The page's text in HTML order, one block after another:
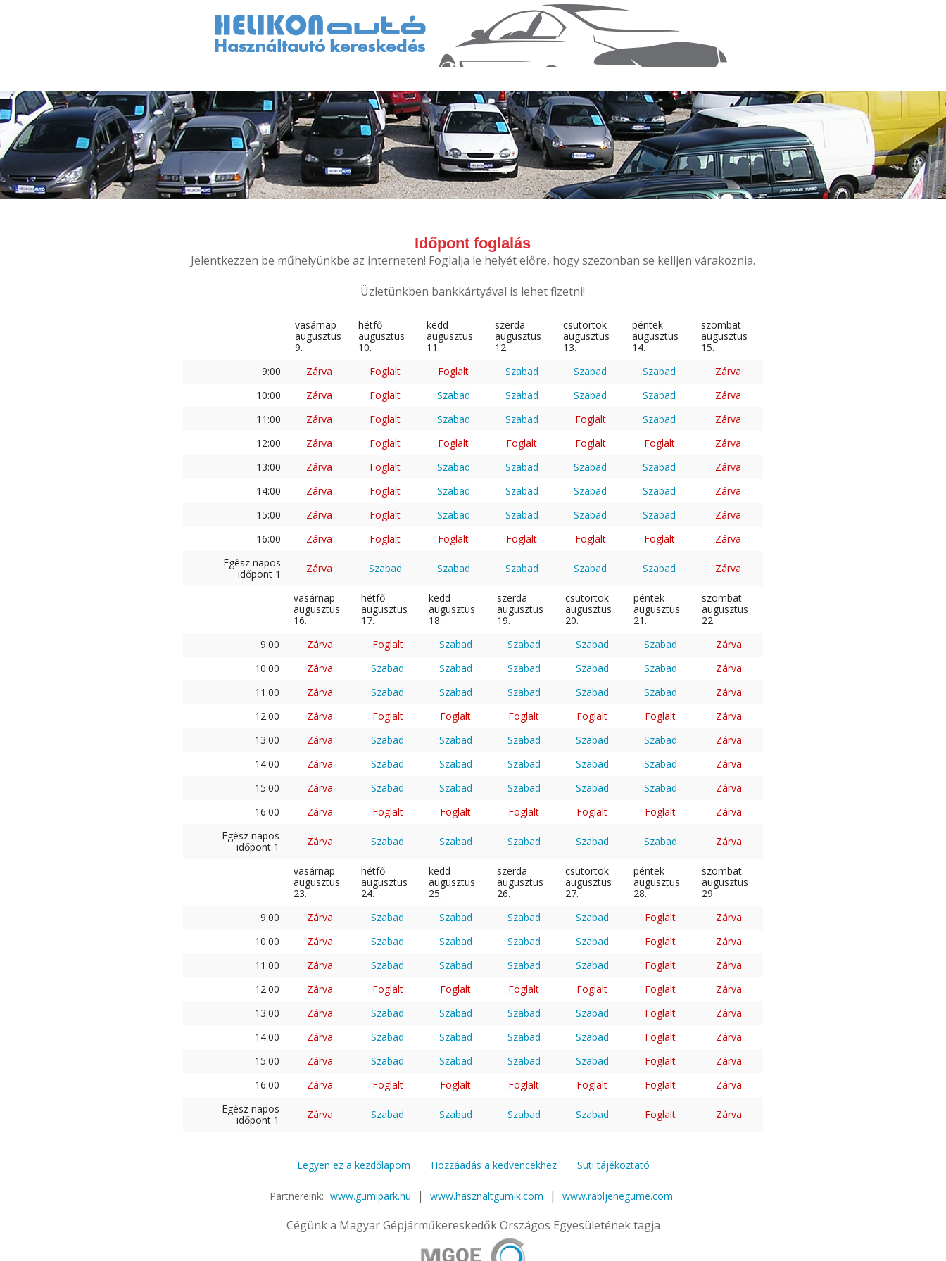
Időpont foglalás
Jelentkezzen be műhelyünkbe az interneten! Foglalja le helyét előre, hogy szezonban se kelljen várakoznia.
Üzletünkben bankkártyával is lehet fizetni!
vasárnap
augusztus
9.
hétfő
augusztus
10.
kedd
augusztus
11.
szerda
augusztus
12.
csütörtök
augusztus
13.
péntek
augusztus
14.
szombat
augusztus
15.
9:00
Zárva Foglalt Foglalt Szabad Szabad Szabad
Zárva
10:00
Zárva Foglalt Szabad Szabad Szabad Szabad
Zárva
11:00
Zárva Foglalt Szabad Szabad Foglalt Szabad
Zárva
12:00
Zárva Foglalt Foglalt Foglalt Foglalt Foglalt
Zárva
13:00
Zárva Foglalt Szabad Szabad Szabad Szabad
Zárva
14:00
Zárva Foglalt Szabad Szabad Szabad Szabad
Zárva
15:00
Zárva Foglalt Szabad Szabad Szabad Szabad
Zárva
16:00
Zárva Foglalt Foglalt Foglalt Foglalt Foglalt
Zárva
Egész napos
időpont 1
Zárva Szabad Szabad Szabad Szabad Szabad Zárva
vasárnap
augusztus
16.
hétfő
augusztus
17.
kedd
augusztus
18.
szerda
augusztus
19.
csütörtök
augusztus
20.
péntek
augusztus
21.
szombat
augusztus
22.
9:00
Zárva Foglalt Szabad Szabad Szabad Szabad
Zárva
10:00
Zárva Szabad Szabad Szabad Szabad Szabad
Zárva
11:00
Zárva Szabad Szabad Szabad Szabad Szabad
Zárva
12:00
Zárva Foglalt Foglalt Foglalt Foglalt Foglalt
Zárva
13:00
Zárva Szabad Szabad Szabad Szabad Szabad
Zárva
14:00
Zárva Szabad Szabad Szabad Szabad Szabad
Zárva
15:00
Zárva Szabad Szabad Szabad Szabad Szabad
Zárva
16:00
Zárva Foglalt Foglalt Foglalt Foglalt Foglalt
Zárva
Egész napos
időpont 1
Zárva Szabad Szabad Szabad Szabad Szabad Zárva
vasárnap
augusztus
23.
hétfő
augusztus
24.
kedd
augusztus
25.
szerda
augusztus
26.
csütörtök
augusztus
27.
péntek
augusztus
28.
szombat
augusztus
29.
9:00
Zárva Szabad Szabad Szabad Szabad Foglalt
Zárva
10:00
Zárva Szabad Szabad Szabad Szabad Foglalt
Zárva
11:00
Zárva Szabad Szabad Szabad Szabad Foglalt
Zárva
12:00
Zárva Foglalt Foglalt Foglalt Foglalt Foglalt
Zárva
13:00
Zárva Szabad Szabad Szabad Szabad Foglalt
Zárva
14:00
Zárva Szabad Szabad Szabad Szabad Foglalt
Zárva
15:00
Zárva Szabad Szabad Szabad Szabad Foglalt
Zárva
16:00
Zárva Foglalt Foglalt Foglalt Foglalt Foglalt
Zárva
Egész napos
időpont 1
Zárva Szabad Szabad Szabad Szabad Foglalt Zárva
Legyen ez a kezdőlapom Hozzáadás a kedvencekhez Süti tájékoztató
Partnereink: www.gumipark.hu | www.hasznaltgumik.com | www.rabljenegume.com
Cégünk a Magyar Gépjárműkereskedők Országos Egyesületének tagja